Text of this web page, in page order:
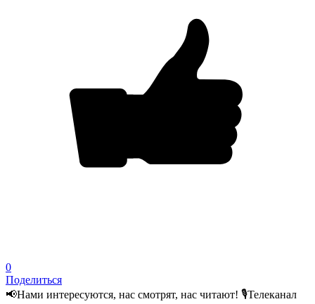
0
Поделиться
📢Нами интересуются, нас смотрят, нас читают! 🎙️Телеканал